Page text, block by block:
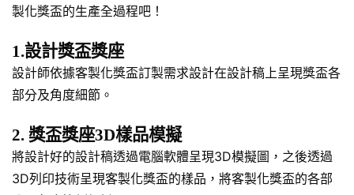
製化獎盃的生產全過程吧！
1.設計獎盃獎座
設計師依據客製化獎盃訂製需求設計在設計稿上呈現獎盃各
部分及角度細節。
2. 獎盃獎座3D樣品模擬
將設計好的設計稿透過電腦軟體呈現3D模擬圖，之後透過
3D列印技術呈現客製化獎盃的樣品，將客製化獎盃的各部